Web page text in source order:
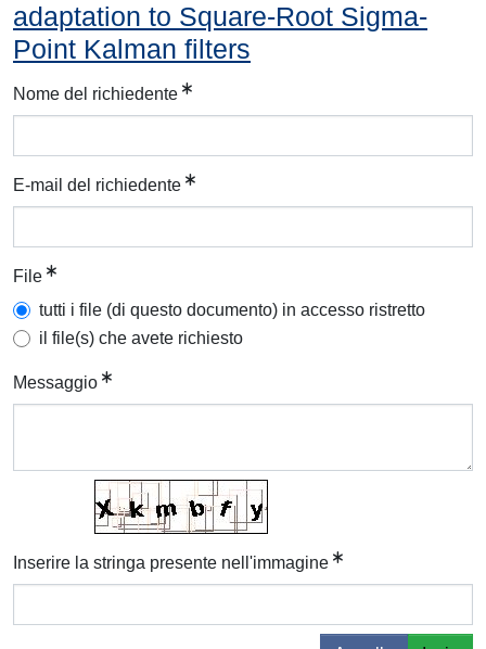
adaptation to Square-Root Sigma-
Point Kalman filters
Nome del richiedente
E-mail del richiedente
File
tutti i file (di questo documento) in accesso ristretto
il file(s) che avete richiesto
Messaggio
Inserire la stringa presente nell'immagine